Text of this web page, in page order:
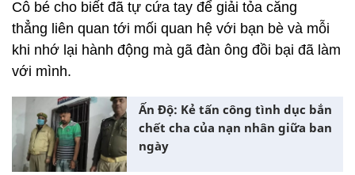
Cô bé cho biết đã tự cứa tay để giải tỏa căng
thẳng liên quan tới mối quan hệ với bạn bè và mỗi
khi nhớ lại hành động mà gã đàn ông đồi bại đã làm
với mình.
Ấn Độ: Kẻ tấn công tình dục bắn
chết cha của nạn nhân giữa ban
ngày